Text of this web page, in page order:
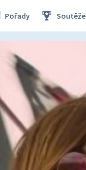
Pořady Soutěže